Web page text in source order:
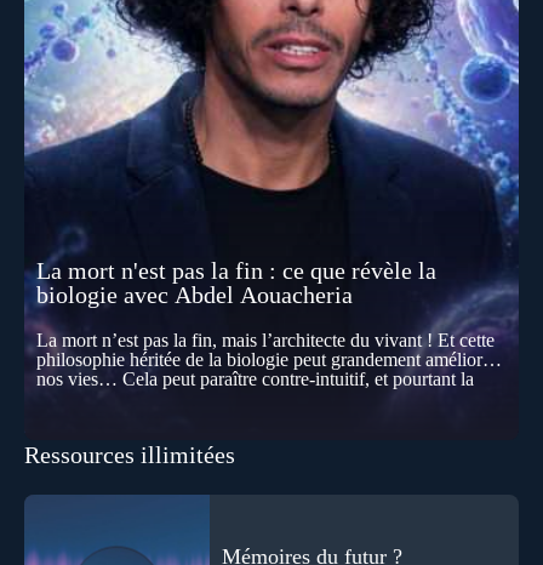
La mort n'est pas la fin : ce que révèle la
biologie avec Abdel Aouacheria
La mort n’est pas la fin, mais l’architecte du vivant ! Et cette
philosophie héritée de la biologie peut grandement améliorer
nos vies… Cela peut paraître contre-intuitif, et pourtant la
se construisent grâce à des milliers de morts cellulaires
effacements nécessaires façonnent la vie elle-même. À toutes
elle transformer notre manière de penser la mort ? Existe-t-il
Ressources illimitées
Mémoires du futur ?